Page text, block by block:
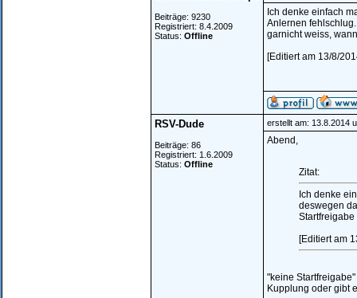
Beiträge: 9230
Registriert: 8.4.2009
Status: Offline
Ich denke einfach
Anlernen
garnicht weiss,
[Editiert am 13/8/
RSV-Dude
Beiträge: 86
Registriert: 1.6.2009
Status: Offline
erstellt am: 13.8.2014
Abend,
Zitat:
Ich denke
deswegen
[Editiert am
"keine
Kupplung oder gibt